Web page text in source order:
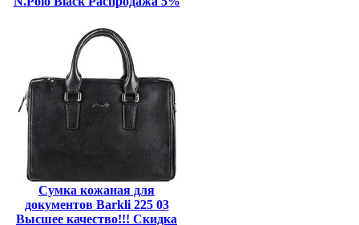
Сумка кожаная для
документов Barkli 225 03
Высшее качество!!! Скидка